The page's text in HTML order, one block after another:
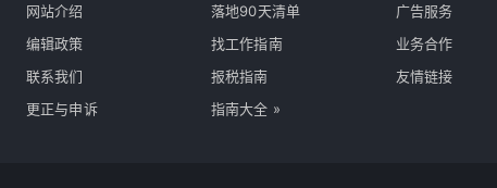
网站介绍
编辑政策
联系我们
更正与申诉
落地90天清单
找工作指南
报税指南
指南大全 »
广告服务
业务合作
友情链接